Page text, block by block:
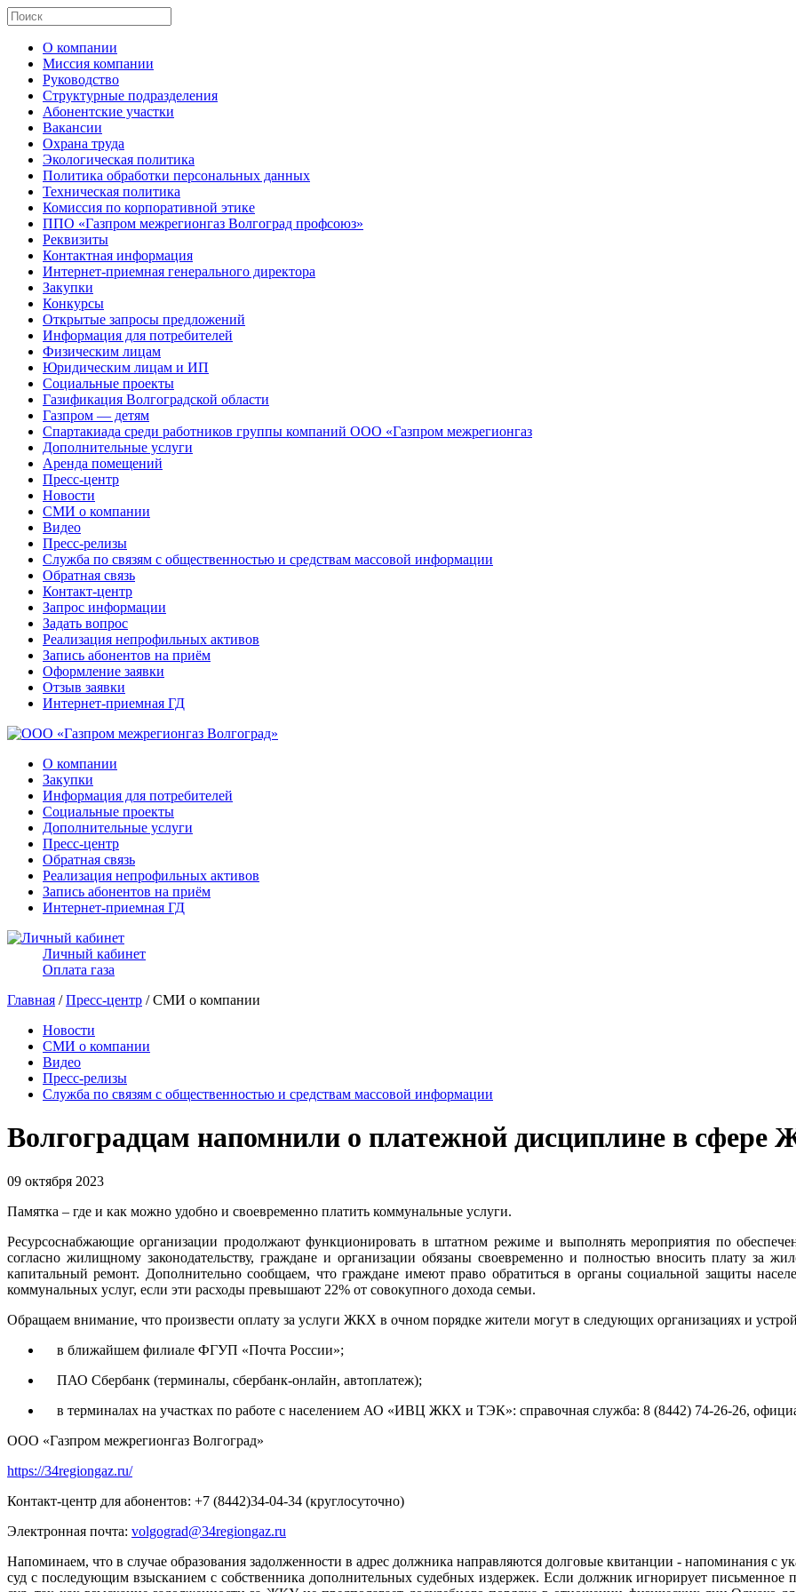
О компании
Миссия компании
Руководство
Структурные подразделения
Абонентские участки
Вакансии
Охрана труда
Экологическая политика
Политика обработки персональных данных
Техническая политика
Комиссия по корпоративной этике
ППО «Газпром межрегионгаз Волгоград профсоюз»
Реквизиты
Контактная информация
Интернет-приемная генерального директора
Закупки
Конкурсы
Открытые запросы предложений
Информация для потребителей
Физическим лицам
Юридическим лицам и ИП
Социальные проекты
Газификация Волгоградской области
Газпром — детям
Спартакиада среди работников группы компаний ООО «Газпром межрегионгаз
Дополнительные услуги
Аренда помещений
Пресс-центр
Новости
СМИ о компании
Видео
Пресс-релизы
Служба по связям с общественностью и средствам массовой информации
Обратная связь
Контакт-центр
Запрос информации
Задать вопрос
Реализация непрофильных активов
Запись абонентов на приём
Оформление заявки
Отзыв заявки
Интернет-приемная ГД
О компании
Закупки
Информация для потребителей
Социальные проекты
Дополнительные услуги
Пресс-центр
Обратная связь
Реализация непрофильных активов
Запись абонентов на приём
Интернет-приемная ГД
Личный кабинет
Оплата газа
Главная /Пресс-центр / СМИ о компании
Новости
СМИ о компании
Видео
Пресс-релизы
Служба по связям с общественностью и средствам массовой информации
Волгоградцам напомнили о платежной дисциплине в
09 октября 2023
Памятка – где и как можно удобно и своевременно платить коммунальные услуги.
Ресурсоснабжающие организации продолжают функционировать в штатном режиме и выполнять мероприятия по
согласно жилищному законодательству, граждане и организации обязаны своевременно и полностью вносить плату за
капитальный ремонт. Дополнительно сообщаем, что граждане имеют право обратиться в органы социальной защиты
коммунальных услуг, если эти расходы превышают 22% от совокупного дохода семьи.
Обращаем внимание, что произвести оплату за услуги ЖКХ в очном порядке жители могут в следующих организациях и
в ближайшем филиале ФГУП «Почта России»;
ПАО Сбербанк (терминалы, сбербанк-онлайн, автоплатеж);
в терминалах на участках по работе с населением АО «ИВЦ ЖКХ и ТЭК»: справочная служба: 8 (8442) 74-26-26,
ООО «Газпром межрегионгаз Волгоград»
https://34regiongaz.ru/
Контакт-центр для абонентов: +7 (8442)34-04-34 (круглосуточно)
Электронная почта: volgograd@34regiongaz.ru
Напоминаем, что в случае образования задолженности в адрес должника направляются долговые квитанции - напоминания с
суд с последующим взысканием с собственника дополнительных судебных издержек. Если должник игнорирует письменное